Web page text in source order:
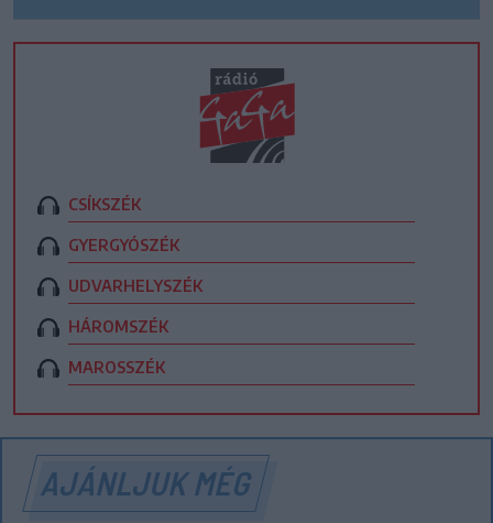
CSÍKSZÉK
GYERGYÓSZÉK
UDVARHELYSZÉK
HÁROMSZÉK
MAROSSZÉK
AJÁNLJUK MÉG